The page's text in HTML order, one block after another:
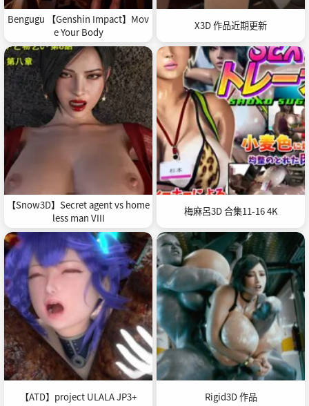
Bengugu 【Genshin Impact】Mov
e Your Body
X3D 作品近期更新
【Snow3D】Secret agent vs home
less man VIII
梅麻呂3D 合集11-16 4K
【ATD】project ULALA JP3+ Rigid3D 作品